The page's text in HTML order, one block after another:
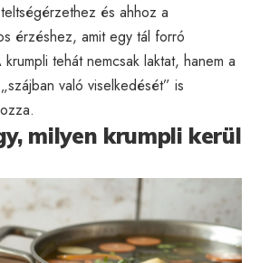
és ahhoz a
érzéshez, amit egy tál forró
tehát nemcsak laktat, hanem a
való viselkedését” is
milyen krumpli kerül